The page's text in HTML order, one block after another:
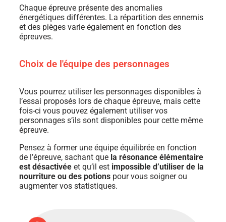
Chaque épreuve présente des anomalies
énergétiques différentes. La répartition des ennemis
et des pièges varie également en fonction des
épreuves.
Choix de l'équipe des personnages
Vous pourrez utiliser les personnages disponibles à
l’essai proposés lors de chaque épreuve, mais cette
fois-ci vous pouvez également utiliser vos
personnages s’ils sont disponibles pour cette même
épreuve.
Pensez à former une équipe équilibrée en fonction
de l’épreuve, sachant que la résonance élémentaire
est désactivée et qu’il est impossible d’utiliser de la
nourriture ou des potions pour vous soigner ou
augmenter vos statistiques.